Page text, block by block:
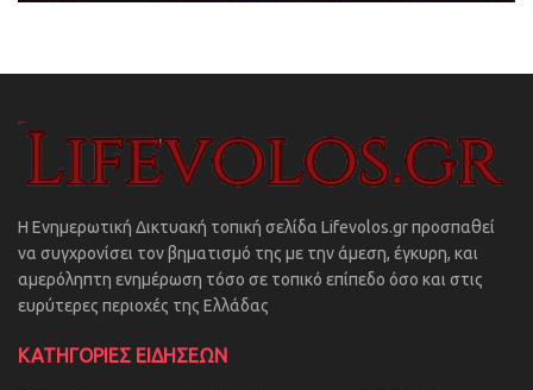
Η Ενημερωτική Δικτυακή τοπική σελίδα Lifevolos.gr προσπαθεί
να συγχρονίσει τον βηματισμό της με την άμεση, έγκυρη, και
αμερόληπτη ενημέρωση τόσο σε τοπικό επίπεδο όσο και στις
ευρύτερες περιοχές της Ελλάδας
ΚΑΤΗΓΟΡΙΕΣ ΕΙΔΗΣΕΩΝ